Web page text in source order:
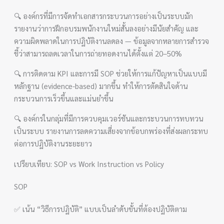
🔍 องค์กรที่มีการจัดทำเอกสารกระบวนการอย่างเป็นระบบมัก
รายงานว่าการฝึกอบรมพนักงานใหม่สั้นลงอย่างมีนัยสำคัญ และ
ความผิดพลาดในการปฏิบัติงานลดลง — ข้อมูลจากหลายการสำรวจ
ชี้ว่าสามารถลดเวลาในการถ่ายทอดงานได้ตั้งแต่ 20–50%
🔍 การติดตาม KPI และการมี SOP ช่วยให้การแก้ปัญหาเป็นแบบมี
หลักฐาน (evidence-based) มากขึ้น ทำให้การตัดสินใจด้าน
กระบวนการเร็วขึ้นและแม่นยำขึ้น
🔍 องค์กรในกลุ่มที่มีการควบคุมเวอร์ชันและกระบวนการทบทวน
เป็นระบบ รายงานการลดความเสี่ยงจากข้อบกพร่องที่ส่งผลกระทบ
ต่อการปฏิบัติงานระยะยาว
เปรียบเทียบ: SOP vs Work Instruction vs Policy
SOP
✅ เน้น “วิธีการปฏิบัติ” แบบเป็นลำดับขั้นที่ต้องปฏิบัติตาม